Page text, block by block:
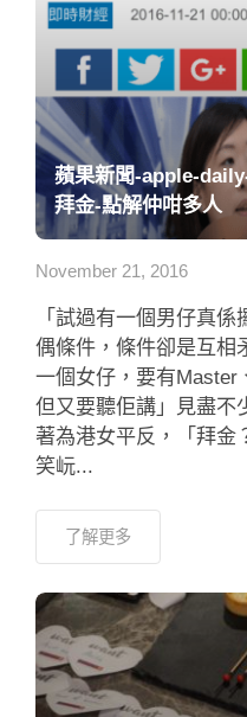
蘋果新聞-apple-
拜金-點解仲咁多人
November 21, 2016
「試過有一個男仔真
偶條件，條件卻是互相
一個女仔，要有Master
但又要聽佢講」見盡不
著為港女平反，「拜金
笑岏...
了解更多